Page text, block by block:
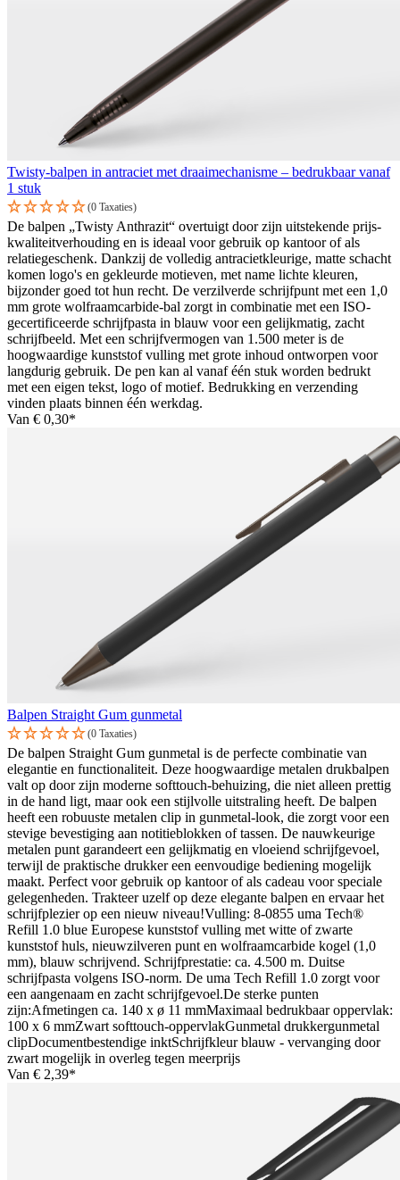
Twisty-balpen in antraciet met draaimechanisme – bedrukbaar vanaf
1 stuk
(0 Taxaties)
De balpen „Twisty Anthrazit“ overtuigt door zijn uitstekende prijs-
kwaliteitverhouding en is ideaal voor gebruik op kantoor of als
relatiegeschenk. Dankzij de volledig antracietkleurige, matte schacht
komen logo's en gekleurde motieven, met name lichte kleuren,
bijzonder goed tot hun recht. De verzilverde schrijfpunt met een 1,0
mm grote wolfraamcarbide-bal zorgt in combinatie met een ISO-
gecertificeerde schrijfpasta in blauw voor een gelijkmatig, zacht
schrijfbeeld. Met een schrijfvermogen van 1.500 meter is de
hoogwaardige kunststof vulling met grote inhoud ontworpen voor
langdurig gebruik. De pen kan al vanaf één stuk worden bedrukt
met een eigen tekst, logo of motief. Bedrukking en verzending
vinden plaats binnen één werkdag.
Van € 0,30*
Balpen Straight Gum gunmetal
(0 Taxaties)
De balpen Straight Gum gunmetal is de perfecte combinatie van
elegantie en functionaliteit. Deze hoogwaardige metalen drukbalpen
valt op door zijn moderne softtouch-behuizing, die niet alleen prettig
in de hand ligt, maar ook een stijlvolle uitstraling heeft. De balpen
heeft een robuuste metalen clip in gunmetal-look, die zorgt voor een
stevige bevestiging aan notitieblokken of tassen. De nauwkeurige
metalen punt garandeert een gelijkmatig en vloeiend schrijfgevoel,
terwijl de praktische drukker een eenvoudige bediening mogelijk
maakt. Perfect voor gebruik op kantoor of als cadeau voor speciale
gelegenheden. Trakteer uzelf op deze elegante balpen en ervaar het
schrijfplezier op een nieuw niveau!Vulling: 8-0855 uma Tech®
Refill 1.0 blue Europese kunststof vulling met witte of zwarte
kunststof huls, nieuwzilveren punt en wolfraamcarbide kogel (1,0
mm), blauw schrijvend. Schrijfprestatie: ca. 4.500 m. Duitse
schrijfpasta volgens ISO-norm. De uma Tech Refill 1.0 zorgt voor
een aangenaam en zacht schrijfgevoel.De sterke punten
zijn:Afmetingen ca. 140 x ø 11 mmMaximaal bedrukbaar oppervlak:
100 x 6 mmZwart softtouch-oppervlakGunmetal drukkergunmetal
clipDocumentbestendige inktSchrijfkleur blauw - vervanging door
zwart mogelijk in overleg tegen meerprijs
Van € 2,39*